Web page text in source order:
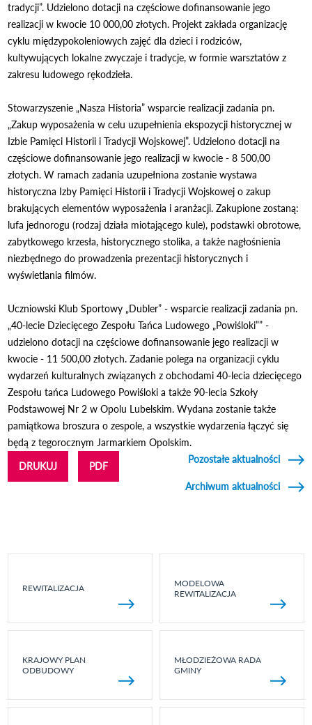
tradycji”. Udzielono dotacji na częściowe dofinansowanie jego
realizacji w kwocie 10 000,00 złotych. Projekt zakłada organizację
cyklu międzypokoleniowych zajęć dla dzieci i rodziców,
kultywujących lokalne zwyczaje i tradycje, w formie warsztatów z
zakresu ludowego rękodzieła.
Stowarzyszenie „Nasza Historia” wsparcie realizacji zadania pn.
„Zakup wyposażenia w celu uzupełnienia ekspozycji historycznej w
Izbie Pamięci Historii i Tradycji Wojskowej”. Udzielono dotacji na
częściowe dofinansowanie jego realizacji w kwocie - 8 500,00
złotych. W ramach zadania uzupełniona zostanie wystawa
historyczna Izby Pamięci Historii i Tradycji Wojskowej o zakup
brakujących elementów wyposażenia i aranżacji. Zakupione zostaną:
lufa jednorogu (rodzaj działa miotającego kule), podstawki obrotowe,
zabytkowego krzesła, historycznego stolika, a także nagłośnienia
niezbędnego do prowadzenia prezentacji historycznych i
wyświetlania filmów.
Uczniowski Klub Sportowy „Dubler” - wsparcie realizacji zadania pn.
„40-lecie Dziecięcego Zespołu Tańca Ludowego „Powiśloki”” -
udzielono dotacji na częściowe dofinansowanie jego realizacji w
kwocie - 11 500,00 złotych. Zadanie polega na organizacji cyklu
wydarzeń kulturalnych związanych z obchodami 40-lecia dziecięcego
Zespołu tańca Ludowego Powiśloki a także 90-lecia Szkoły
Podstawowej Nr 2 w Opolu Lubelskim. Wydana zostanie także
pamiątkowa broszura o zespole, a wszystkie wydarzenia łączyć się
będą z tegorocznym Jarmarkiem Opolskim.
DRUKUJ
PDF
Pozostałe aktualności
Archiwum aktualności
REWITALIZACJA
MODELOWA
REWITALIZACJA
KRAJOWY PLAN
ODBUDOWY
MŁODZIEŻOWA RADA
GMINY